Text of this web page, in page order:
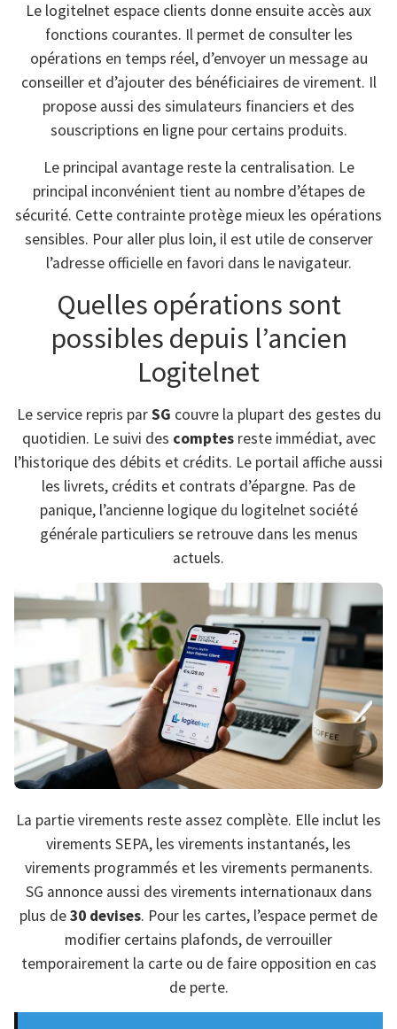
Le logitelnet espace clients donne ensuite accès aux
fonctions courantes. Il permet de consulter les
opérations en temps réel, d’envoyer un message au
conseiller et d’ajouter des bénéficiaires de virement. Il
propose aussi des simulateurs financiers et des
souscriptions en ligne pour certains produits.
Le principal avantage reste la centralisation. Le
principal inconvénient tient au nombre d’étapes de
sécurité. Cette contrainte protège mieux les opérations
sensibles. Pour aller plus loin, il est utile de conserver
l’adresse officielle en favori dans le navigateur.
Quelles opérations sont
possibles depuis l’ancien
Logitelnet
Le service repris parSG couvre la plupart des gestes du
quotidien. Le suivi des comptesreste immédiat, avec
l’historique des débits et crédits. Le portail affiche aussi
les livrets, crédits et contrats d’épargne. Pas de
panique, l’ancienne logique du logitelnet société
générale particuliers se retrouve dans les menus
actuels.
La partie virements reste assez complète. Elle inclut les
virements SEPA, les virements instantanés, les
virements programmés et les virements permanents.
SG annonce aussi des virements internationaux dans
plus de30 devises. Pour les cartes, l’espace permet de
modifier certains plafonds, de verrouiller
temporairement la carte ou de faire opposition en cas
de perte.